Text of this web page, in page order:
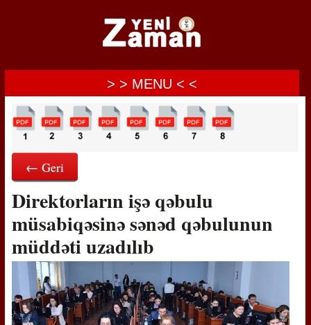
> > MENU < <
← Geri
Direktorların işə qəbulu
müsabiqəsinə sənəd qəbulunun
müddəti uzadılıb